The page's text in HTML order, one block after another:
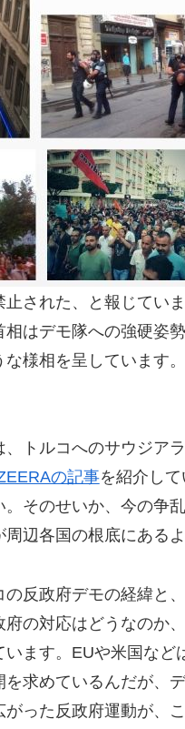
された、と報じてい
はデモ隊への強硬姿
様相を呈しています。
、トルコへのサウジア
の記事を紹介し
そのせいか、今の争
辺各国の根底にあるよ
反政府デモの経緯と
の対応はどうなのか
います。EUや米国な
求めているんだが、
った反政府運動が、